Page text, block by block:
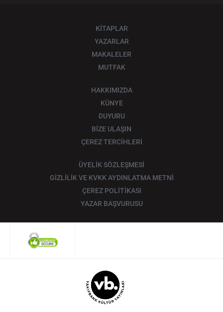
KİTAPLAR
YAZARLAR
MAKALELER
MUTFAK
HAKKIMIZDA
KÜNYE
DUYURU
BİZE ULAŞIN
ÇEREZ TERCİHLERİ
ÜYELİK SÖZLEŞMESİ
GİZLİLİK VE KVKK AYDINLATMA METNİ
ÇEREZ POLİTİKASI
YAZAR BAŞVURUSU